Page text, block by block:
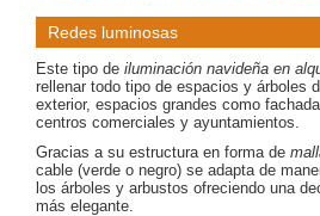
Redes luminosas
Este tipo de iluminación navideña en
rellenar todo tipo de espacios y árboles
exterior, espacios grandes como
centros comerciales y ayuntamientos.
Gracias a su estructura en forma de
cable (verde o negro) se adapta de
los árboles y arbustos ofreciendo una
más elegante.